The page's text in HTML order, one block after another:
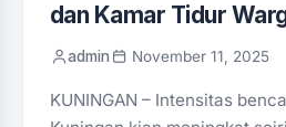
dan Kamar Tidur
admin November 11, 2025
KUNINGAN – Intensitas